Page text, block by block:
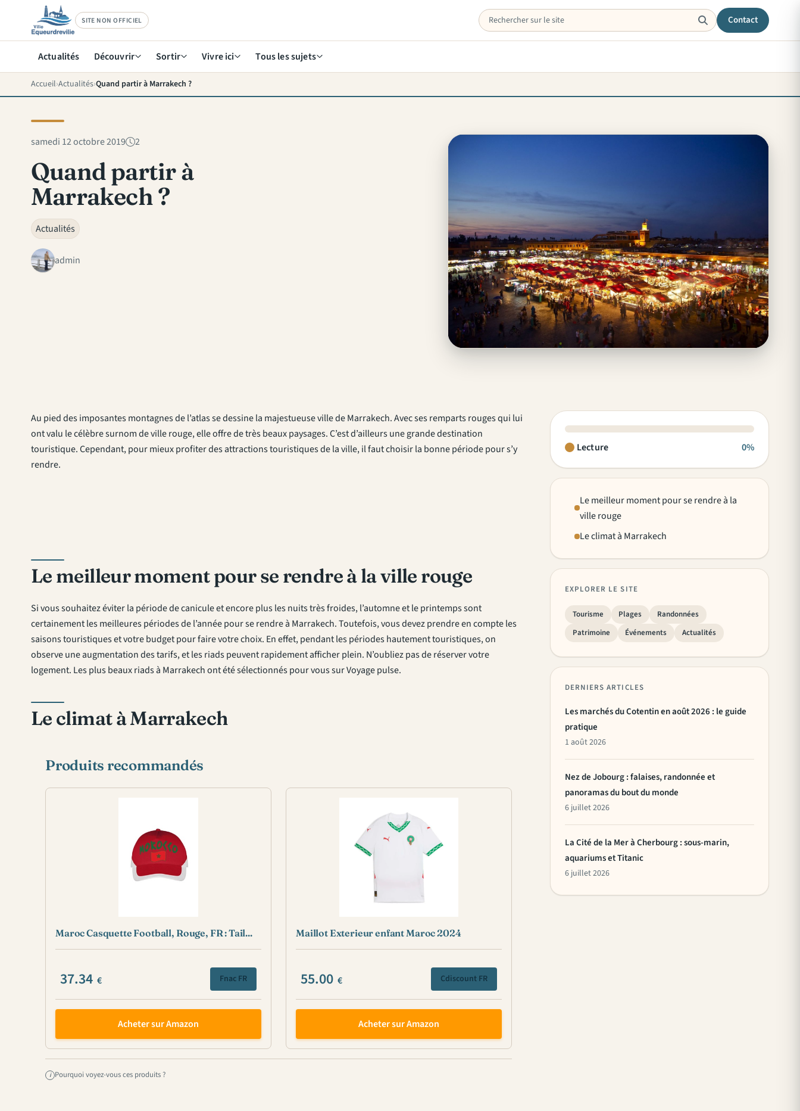
SITE NON OFFICIEL Contact
Actualités Découvrir Sortir Vivre ici Tous les sujets
Accueil Actualités Quand partir à Marrakech ?
samedi 12 octobre 2019 2
Quand partir à
Marrakech ?
Actualités
admin
Au pied des imposantes montagnes de l’atlas se dessine la majestueuse ville de Marrakech. Avec ses remparts rouges qui lui
ont valu le célèbre surnom de ville rouge, elle offre de très beaux paysages. C’est d’ailleurs une grande destination
touristique. Cependant, pour mieux profiter des attractions touristiques de la ville, il faut choisir la bonne période pour s’y
rendre.
Le meilleur moment pour se rendre à la ville rouge
Si vous souhaitez éviter la période de canicule et encore plus les nuits très froides, l’automne et le printemps sont
certainement les meilleures périodes de l’année pour se rendre à Marrakech. Toutefois, vous devez prendre en compte les
saisons touristiques et votre budget pour faire votre choix. En effet, pendant les périodes hautement touristiques, on
observe une augmentation des tarifs, et les riads peuvent rapidement afficher plein. N’oubliez pas de réserver votre
logement. Les plus beaux riads à Marrakech ont été sélectionnés pour vous sur Voyage pulse.
Le climat à Marrakech
Produits recommandés
Maroc Casquette Football, Rouge, FR : Tail...
37.34 € Fnac FR
Acheter sur Amazon
Maillot Exterieur enfant Maroc 2024
55.00 € Cdiscount FR
Acheter sur Amazon
i Pourquoi voyez-vous ces produits ?
Lecture 0%
Le meilleur moment pour se rendre à la
ville rouge
Le climat à Marrakech
EXPLORER LE SITE
Tourisme Plages
Randonnées
Patrimoine
Événements Actualités
DERNIERS ARTICLES
Les marchés du Cotentin en août 2026 : le guide
pratique
1 août 2026
Nez de Jobourg : falaises, randonnée et
panoramas du bout du monde
6 juillet 2026
La Cité de la Mer à Cherbourg : sous-marin,
aquariums et Titanic
6 juillet 2026